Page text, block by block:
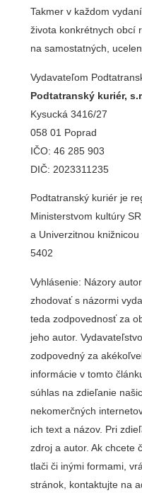
Takmer v každom
života konkrétnych obcí
na samostatných,
Vydavateľom
Podtatranský kuriér,
Kysucká 3416/27
058 01 Poprad
IČO: 46 285 903
DIČ: 2023311235
Podtatranský kuriér je
Ministerstvom kultúry
a Univerzitnou
5402
Vyhlásenie: Názory
zhodovať s názormi
teda zodpovednosť za
jeho autor.
zodpovedný za
informácie v tomto
súhlas na zdieľanie
nekomerčných
ich text a názov. Pri
zdroj a autor. Ak chcete
tlači či inými formami,
stránok, kontaktujte na